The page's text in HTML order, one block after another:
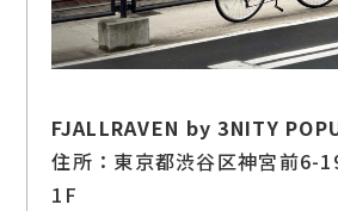
FJALLRAVEN by 3NITY
住所：東京都渋谷区神宮前6-
1F